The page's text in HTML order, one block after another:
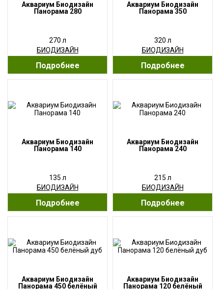
Аквариум Биодизайн
Панорама 280
270 л
БИОДИЗАЙН
Подробнее
Аквариум Биодизайн
Панорама 350
320 л
БИОДИЗАЙН
Подробнее
Аквариум Биодизайн
Панорама 140
135 л
БИОДИЗАЙН
Подробнее
Аквариум Биодизайн
Панорама 240
215 л
БИОДИЗАЙН
Подробнее
Аквариум Биодизайн
Панорама 450 белёный
Аквариум Биодизайн
Панорама 120 белёный